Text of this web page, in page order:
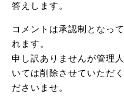
答えします。
コメントは承認制となっ
れます。
申し訳ありませんが管理
いては削除させていただ
ださいませ。